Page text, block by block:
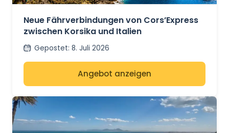
ITALIEN
Neue Fährverbindungen von Cors’Express
zwischen Korsika und Italien
Gepostet: 8. Juli 2026
Angebot anzeigen